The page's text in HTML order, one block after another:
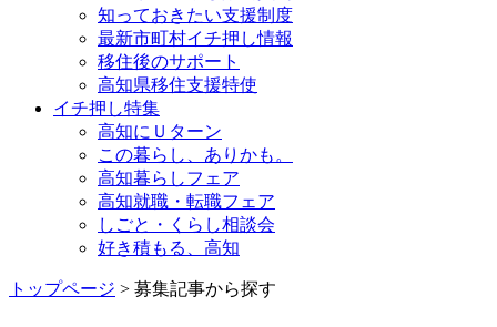
知っておきたい支援制度
最新市町村イチ押し情報
移住後のサポート
高知県移住支援特使
イチ押し特集
高知にＵターン
この暮らし、ありかも。
高知暮らしフェア
高知就職・転職フェア
しごと・くらし相談会
好き積もる、高知
トップページ > 募集記事から探す